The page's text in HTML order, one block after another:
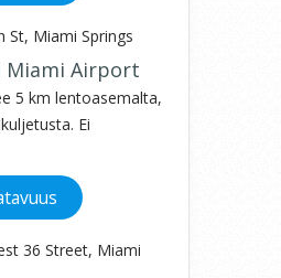
St, Miami Springs
Miami Airport
5 km lentoasemalta,
Ei
36 Street, Miami